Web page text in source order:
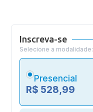
Inscreva-se
Selecione a modalidade:
Presencial
R$ 528,99